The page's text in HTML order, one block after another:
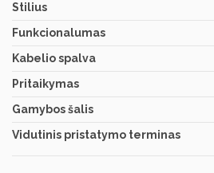
Stilius
Funkcionalumas
Kabelio spalva
Pritaikymas
Gamybos šalis
Vidutinis pristatymo terminas